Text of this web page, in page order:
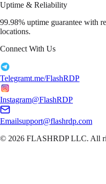
Uptime & Reliability
99.98% uptime guarantee with
locations.
Connect With Us
Telegramt.me/FlashRDP
Instagram@FlashRDP
Emailsupport@flashrdp.com
© 2026 FLASHRDP LLC. All